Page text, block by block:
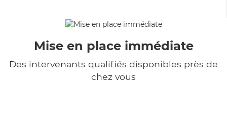
Mise en place immédiate
Des intervenants qualifiés disponibles près de
chez vous